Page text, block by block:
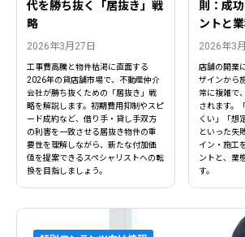
閉じる
代を勝ち抜く「居抜き」戦
略
2026年3月27日
工事費高騰と物件枯渇に直面する
2026年の貸店舗市場で、不動産仲介
会社が勝ち抜くための「居抜き」戦
略を解説します。初期費用抑制やスピ
ード成約など、借り手・貸し手双方
の利害を一致させる居抜き物件の重
要性を理解しながら、新たな付加価
値を提案できるスペシャリストへの転
換を目指しましょう。
則：成
ントと
2026年3
店舗の開業
ザインから
常に複雑で
されます。
くい」「想
といった失
イン・施工
ントと、業
す。